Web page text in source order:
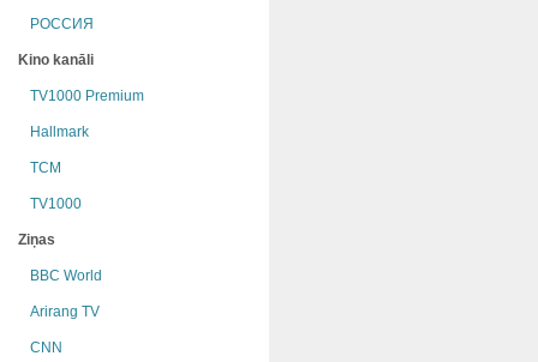
РОССИЯ
Kino kanāli
TV1000 Premium
Hallmark
TCM
TV1000
Ziņas
BBC World
Arirang TV
CNN